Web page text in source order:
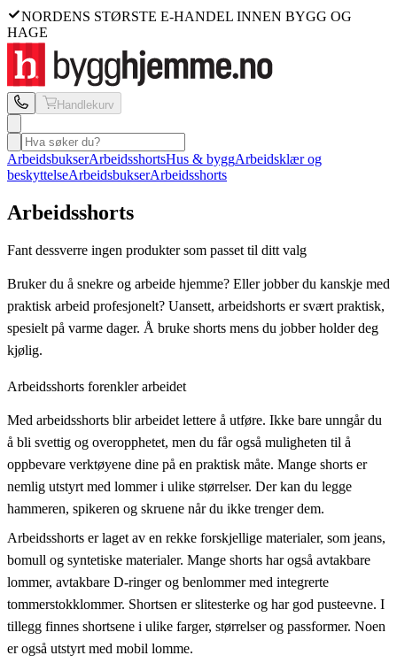
NORDENS STØRSTE E-HANDEL INNEN BYGG OG
HAGE
Handlekurv
ArbeidsbukserArbeidsshortsHus & byggArbeidsklær og
beskyttelseArbeidsbukserArbeidsshorts
Arbeidsshorts
Fant dessverre ingen produkter som passet til ditt valg
Bruker du å snekre og arbeide hjemme? Eller jobber du kanskje med
praktisk arbeid profesjonelt? Uansett, arbeidshorts er svært praktisk,
spesielt på varme dager. Å bruke shorts mens du jobber holder deg
kjølig.
Arbeidsshorts forenkler arbeidet
Med arbeidsshorts blir arbeidet lettere å utføre. Ikke bare unngår du
å bli svettig og overopphetet, men du får også muligheten til å
oppbevare verktøyene dine på en praktisk måte. Mange shorts er
nemlig utstyrt med lommer i ulike størrelser. Der kan du legge
hammeren, spikeren og skruene når du ikke trenger dem.
Arbeidsshorts er laget av en rekke forskjellige materialer, som jeans,
bomull og syntetiske materialer. Mange shorts har også avtakbare
lommer, avtakbare D-ringer og benlommer med integrerte
tommerstokklommer. Shortsen er slitesterke og har god pusteevne. I
tillegg finnes shortsene i ulike farger, størrelser og passformer. Noen
er også utstyrt med mobil lomme.